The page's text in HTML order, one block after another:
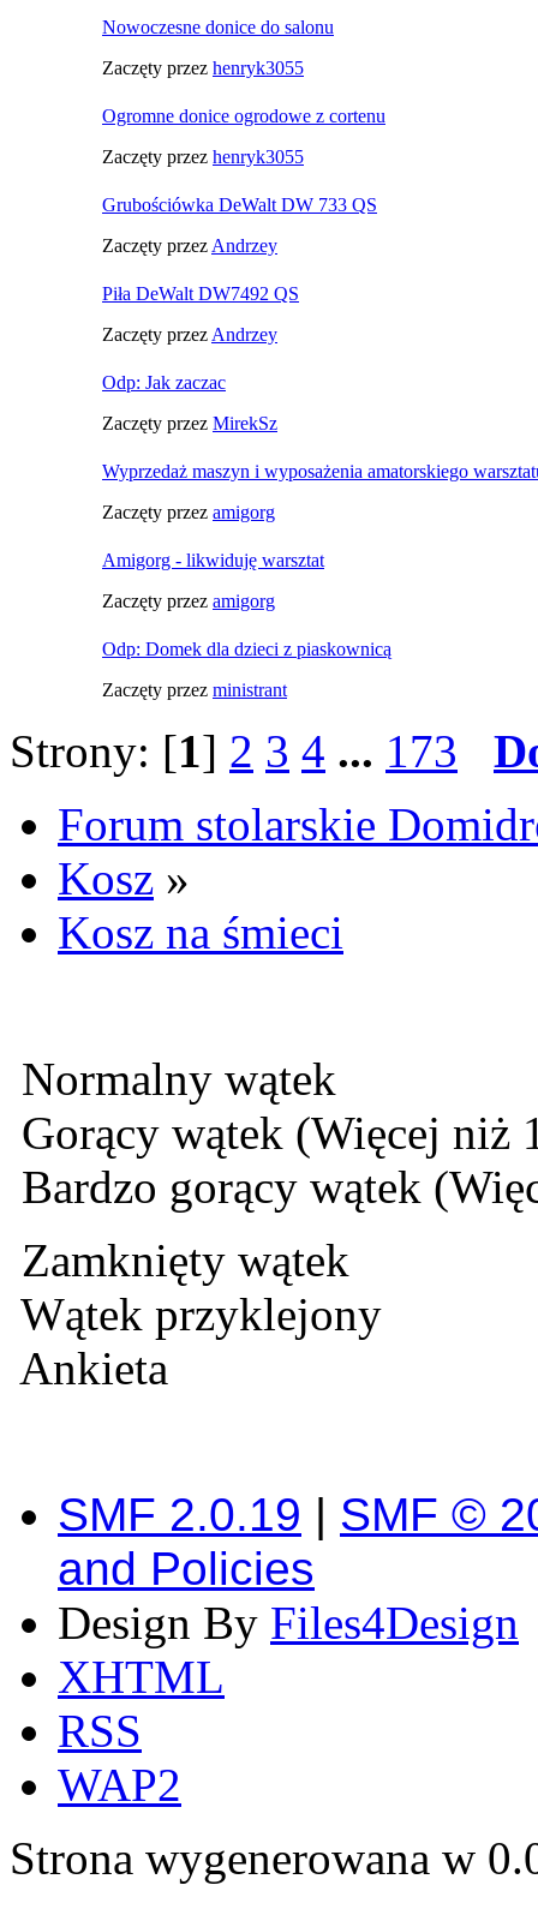
Nowoczesne donice do salonu
Zaczęty przez henryk3055
Ogromne donice ogrodowe z cortenu
Zaczęty przez henryk3055
Grubościówka DeWalt DW 733 QS
Zaczęty przez Andrzey
Piła DeWalt DW7492 QS
Zaczęty przez Andrzey
Odp: Jak zaczac
Zaczęty przez MirekSz
Wyprzedaż maszyn i wyposażenia amatorskiego
Zaczęty przez amigorg
Amigorg - likwiduję warsztat
Zaczęty przez amigorg
Odp: Domek dla dzieci z piaskownicą
Zaczęty przez ministrant
Strony: [1] 2 3 4 ... 173
Forum stolarskie
Kosz »
Kosz na śmieci
Normalny wątek
Gorący wątek (Więcej niż
Bardzo gorący wątek
Zamknięty wątek
Wątek przyklejony
Ankieta
SMF 2.0.19 | SMF ©
and Policies
Design By Files4Design
XHTML
RSS
WAP2
Strona wygenerowana w